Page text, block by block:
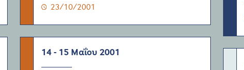
23/10/2001
14 - 15 Μαΐου 2001